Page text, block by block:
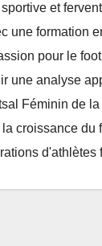
et
une formation
pour le
une analyse
Féminin de la
croissance du
d'athlètes